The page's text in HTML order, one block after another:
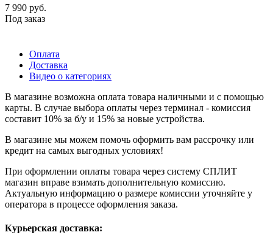
7 990 руб.
Под заказ
Оплата
Доставка
Видео о категориях
В магазине возможна оплата товара наличными и с помощью
карты. В случае выбора оплаты через терминал - комиссия
составит 10% за б/у и 15% за новые устройства.
В магазине мы можем помочь оформить вам рассрочку или
кредит на самых выгодных условиях!
При оформлении оплаты товара через систему СПЛИТ
магазин вправе взимать дополнительную комиссию.
Актуальную информацию о размере комиссии уточняйте у
оператора в процессе оформления заказа.
Курьерская доставка: